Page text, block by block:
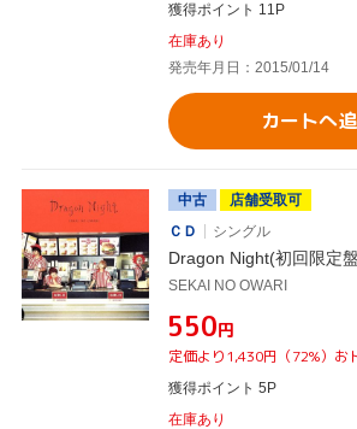
獲得ポイント 11P
在庫あり
発売年月日：2015/01/14
カートへ
中古
店舗受取可
ＣＤ
シングル
Dragon Night(初回限定
SEKAI NO OWARI
¥550円
定価より1,430円（72%）お
獲得ポイント 5P
在庫あり